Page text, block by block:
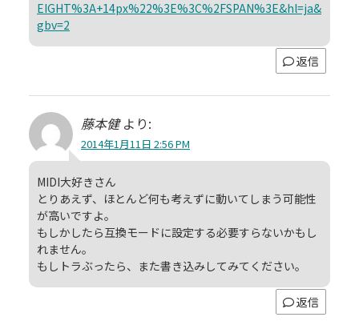
EIGHT%3A+14px%22%3E%3C%2FSPAN%3E&hl=ja&
gbv=2
返信
藤本健 より:
2014年1月11日 2:56 PM
MIDI大好きさん
とりあえず、ほとんど何も考えずに動いてしまう可能性
が高いですよ。
もしかしたら互換モードに設定する必要すらないかもし
れません。
もしトラぶったら、また書き込みしてみてください。
返信